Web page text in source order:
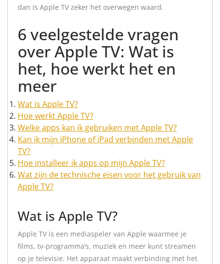
dan is Apple TV zeker het overwegen waard.
6 veelgestelde vragen
over Apple TV: Wat is
het, hoe werkt het en
meer
Wat is Apple TV?
Hoe werkt Apple TV?
Welke apps kan ik gebruiken met Apple TV?
Kan ik mijn iPhone of iPad verbinden met Apple
TV?
Hoe installeer ik apps op mijn Apple TV?
Wat zijn de technische eisen voor het gebruik van
Apple TV?
Wat is Apple TV?
Apple TV is een mediaspeler van Apple waarmee je
films, tv-programma’s, muziek en meer kunt streamen
op je televisie. Het apparaat maakt verbinding met het